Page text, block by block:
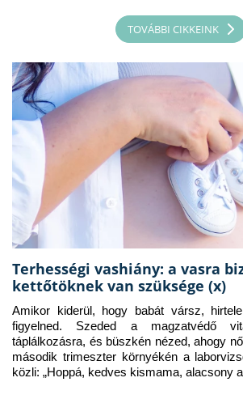
TOVÁBBI CIKKEINK
Terhességi vashiány: a vasra
kettőtöknek van szüksége (x)
Amikor kiderül, hogy babát vársz,
figyelned. Szeded a magzatvédő
táplálkozásra, és büszkén nézed, ahogy
második trimeszter környékén a
közli: „Hoppá, kedves kismama, alacsony